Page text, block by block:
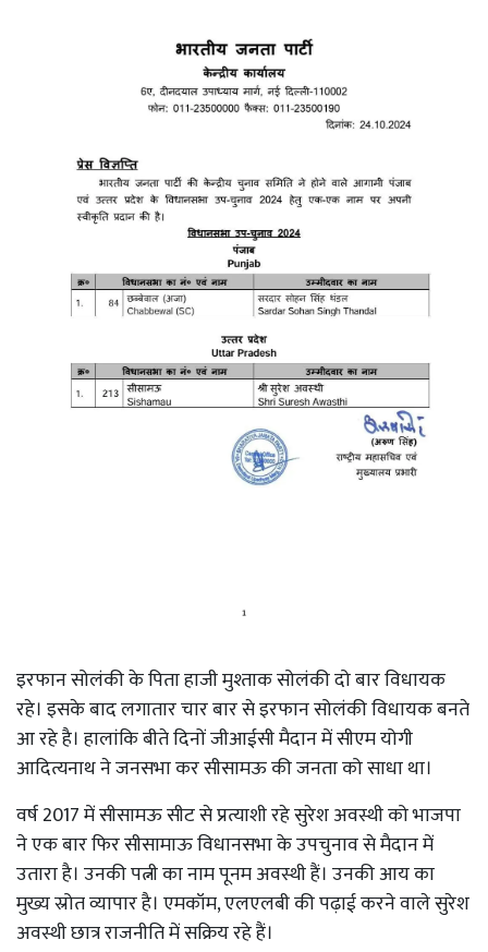
इरफान सोलंकी के पिता हाजी मुश्ताक सोलंकी दो बार विधायक
रहे। इसके बाद लगातार चार बार से इरफान सोलंकी विधायक बनते
आ रहे है। हालांकि बीते दिनों जीआईसी मैदान में सीएम योगी
आदित्यनाथ ने जनसभा कर सीसामऊ की जनता को साधा था।
वर्ष 2017 में सीसामऊ सीट से प्रत्याशी रहे सुरेश अवस्थी को भाजपा
ने एक बार फिर सीसामाऊ विधानसभा के उपचुनाव से मैदान में
उतारा है। उनकी पत्नी का नाम पूनम अवस्थी हैं। उनकी आय का
मुख्य स्रोत व्यापार है। एमकॉम, एलएलबी की पढ़ाई करने वाले सुरेश
अवस्थी छात्र राजनीति में सक्रिय रहे हैं।